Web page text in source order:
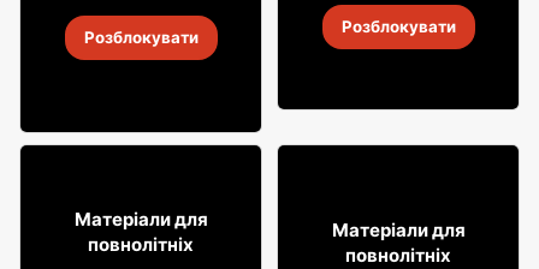
Алкогольні напої Soplica
18 серп. 2026
Розблокувати 18 серп. 2026
Розблокувати
1699
Матеріали для
повнолітніх
49
Матеріали для
повнолітніх